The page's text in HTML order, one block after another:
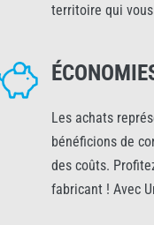
territoire qui
Les achats
bénéficions de
des coûts.
fabricant ! Avec